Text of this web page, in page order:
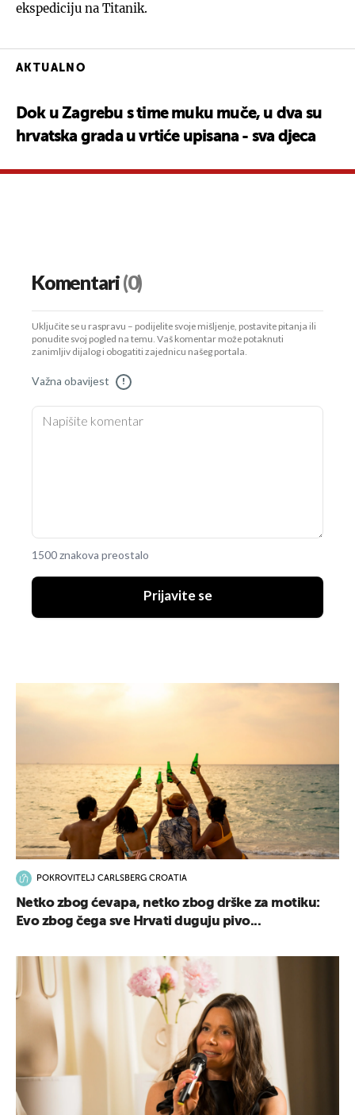
ekspediciju na Titanik.
AKTUALNO
Dok u Zagrebu s time muku muče, u dva su
hrvatska grada u vrtiće upisana - sva djeca
Komentari(0)
Uključite se u raspravu – podijelite svoje mišljenje, postavite pitanja ili
ponudite svoj pogled na temu. Vaš komentar može potaknuti
zanimljiv dijalog i obogatiti zajednicu našeg portala.
Važna obavijest !
1500 znakova preostalo
Prijavite se
POKROVITELJ CARLSBERG CROATIA
Netko zbog ćevapa, netko zbog drške za motiku:
Evo zbog čega sve Hrvati duguju pivo...